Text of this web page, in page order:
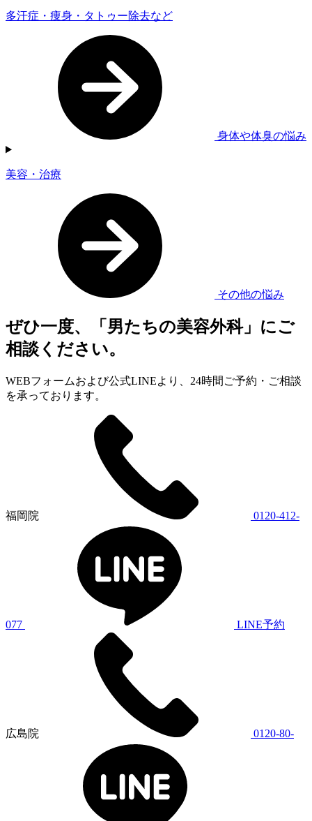
多汗症・痩身・タトゥー除去など
身体や体臭の悩み
美容・治療
その他の悩み
ぜひ一度、「男たちの美容外科」にご
相談ください。
WEBフォームおよび公式LINEより、24時間ご予約・ご相談
を承っております。
福岡院 0120-412-
077 LINE予約
広島院 0120-80-